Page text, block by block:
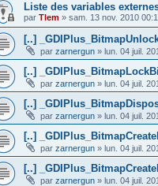
Liste des variables
par Tlem » sam. 13 nov. 2010
[..]
par zarnergun » lun. 04 juil.
[..]
par zarnergun » lun. 04 juil.
[..]
par zarnergun » lun. 04 juil.
[..]
par zarnergun » lun. 04 juil.
[..]
par zarnergun » lun. 04 juil.